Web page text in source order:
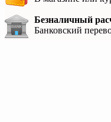
Безналичный
Банковский